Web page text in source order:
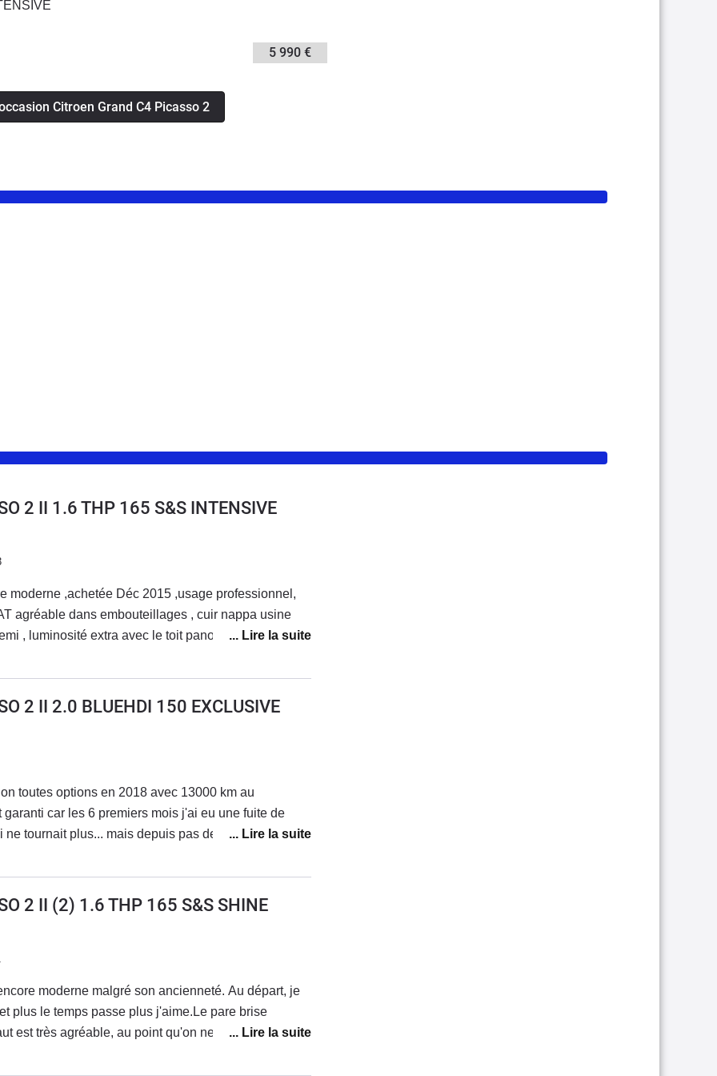
5 990 €
Citroen Grand C4 Picasso 2
2 II 1.6 THP 165 S&S INTENSIVE
moderne ,achetée Déc 2015 ,usage professionnel,
agréable dans embouteillages , cuir nappa usine
, luminosité extra avec le toit panoramique .Seul
euros tout de meme
arrières a éviter pour de longs trajets.Très
2 II 2.0 BLUEHDI 150 EXCLUSIVE
toutes options en 2018 avec 13000 km au
garanti car les 6 premiers mois j'ai eu une fuite de
ne tournait plus... mais depuis pas de panne. C'est
malgré tout mais ça reste des places d'appoint.
passager et le massage de dos (pack lounge) est un
chauffants sont agréables. C'est un véhicule lourd
de braquage mais sont magnifiques. Côté style il
2 II (2) 1.6 THP 165 S&S SHINE
moderne malgré son ancienneté. Au départ, je
plus le temps passe plus j'aime.Le pare brise
est très agréable, au point qu'on ne comprend pas